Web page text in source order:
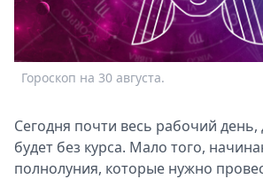
Спецпроекты
Звезды
Выборы
2026
Гороскоп на 30 августа.
Сегодня почти весь рабочий день,
будет без курса. Мало того,
полнолуния, которые нужно